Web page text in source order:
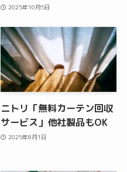
2025年10月5日
ニトリ「無料カーテン回収
サービス」他社製品もOK
2025年8月1日